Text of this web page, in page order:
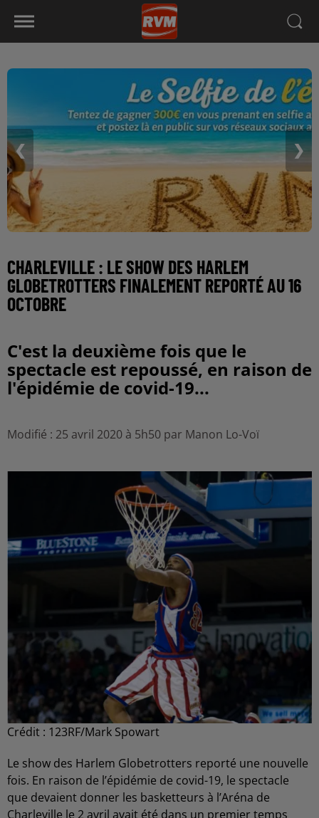
❮ ❯
CHARLEVILLE : LE SHOW DES HARLEM
GLOBETROTTERS FINALEMENT REPORTÉ AU 16
OCTOBRE
C'est la deuxième fois que le
spectacle est repoussé, en raison de
l'épidémie de covid-19...
Modifié : 25 avril 2020 à 5h50 par Manon Lo-Voï
Crédit : 123RF/Mark Spowart
Le show des Harlem Globetrotters reporté une nouvelle
fois. En raison de l’épidémie de covid-19, le spectacle
que devaient donner les basketteurs à l’Aréna de
Charleville le 2 avril avait été dans un premier temps